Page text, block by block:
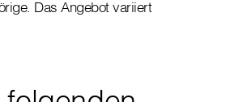
Das Angebot variiert